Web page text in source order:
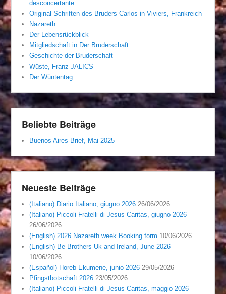
desconcertante
Original-Schriften des Bruders Carlos in Viviers, Frankreich
Nazareth
Der Lebensrückblick
Mitgliedschaft in Der Bruderschaft
Geschichte der Bruderschaft
Wüste, Franz JALICS
Der Wüntentag
Beliebte Beiträge
Buenos Aires Brief, Mai 2025
Neueste Beiträge
(Italiano) Diario Italiano, giugno 2026 26/06/2026
(Italiano) Piccoli Fratelli di Jesus Caritas, giugno 2026
26/06/2026
(English) 2026 Nazareth week Booking form 10/06/2026
(English) Be Brothers Uk and Ireland, June 2026
10/06/2026
(Español) Horeb Ekumene, junio 2026 29/05/2026
Pfingstbotschaft 2026 23/05/2026
(Italiano) Piccoli Fratelli di Jesus Caritas, maggio 2026